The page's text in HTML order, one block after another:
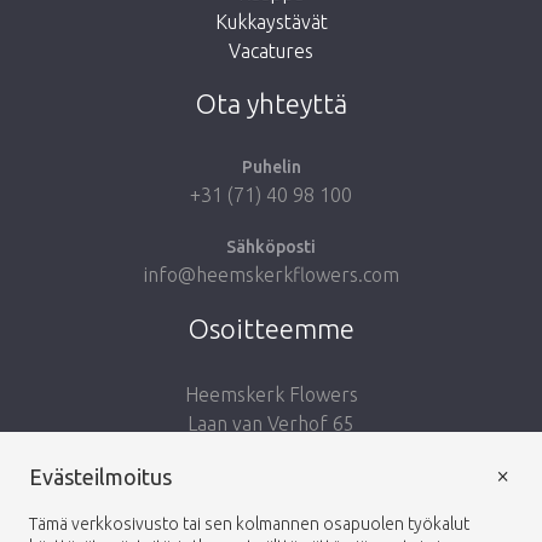
Vie minut takaisin kauppaan
Kukkaystävät
Vacatures
Ota yhteyttä
Puhelin
+31 (71) 40 98 100
Sähköposti
info@heemskerkflowers.com
Osoitteemme
Heemskerk Flowers
Laan van Verhof 65
Netherlands
Evästeilmoitus
Tämä verkkosivusto tai sen kolmannen osapuolen työkalut
×